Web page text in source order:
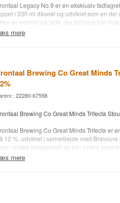
Legacy No.9 er en eksklusiv
i 330 ml dåseøl og udviklet som en del
er modnet på fade, der tidligere har
frugtighed og vinøs dybde til den
varme alkoholtoner og en blød,
No.9 egner sig perfekt som dessertøl
°C for optimal smagsoplevelse. Serien
Frontaal Brewing Co
Barrel Aged Imperial Stout
10,5 %
330 ml dåseøl
Blommebrandyfade
mere
Brewing Co Great Minds
22280-67558
Brewing Co Great Minds Trifecta
Brewing Co Great Minds Trifecta er
12 %, udviklet i samarbejde med
unikke smagsprofil og kan nydes
Minds Trifecta er et samarbejdsprojekt
mere